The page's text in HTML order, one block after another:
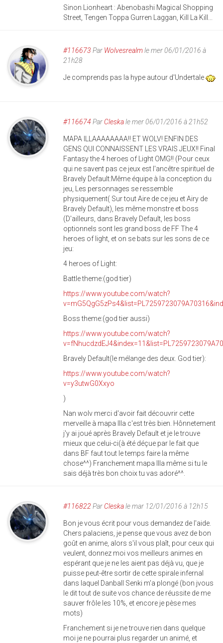
Sinon Lionheart : Abenobashi Magical Shopping
Street, Tengen Toppa Gurren Laggan, Kill La Kill...
#116673 Par Wolvesrealmle mer 06/01/2016 à
21h28
Je comprends pas la hype autour d'Undertale
#116674 Par Cleskale mer 06/01/2016 à 21h52
MAPA ILLAAAAAAAA!! ET WOLV! ENFIN DES
GENS QUI CONNAISSENT LES VRAIS JEUX!! Final
Fantasy the 4 heroes of Light OMG!! (Pour ceux
qui ne savent pas ce jeux est l'ancêtre spirituel de
Bravely Default:Même équipe à la conception du
jeu, Les personnages se ressemble
physiquement( Sur tout Aire de ce jeu et Airy de
Bravely Default), les même monstre et boss
(D'ailleurs, dans Bravely Default, les boss
optionnels sont les grand boss de FF The 4
heroes of light, et on se bats sur les sons de ce
jeu:
4 heroes of Light:
Battle theme:(god tier)
https://www.youtube.com/watch?
Boss theme:(god tier aussi)
https://www.youtube.com/watch?
Bravely Default(le mélange des deux. God tier):
https://www.youtube.com/watch?
v=y3utwG0Xxyo
)
Nan wolv merci d'avoir fait découvrir cette
merveille à mapa Illa c'est très bien. Hônnetement
j'y ai joué après Bravely Default et je le trouve
mieux que celui-ci(à été déçue par le fait que
dans BF faut tout le temps faire la même
chose^^) Franchement mapa Illa même si tu le
sais déjà très bon choix tu vas adoré^^.
#116822 Par Cleskale mar 12/01/2016 à 12h15
Bon je vous écrit pour vous demandez de l'aide.
Chers palaciens, je pense que vous avez de bon
goût en anime, alors s'il vous plaît, pour ceux qui
veulent, donnez moi vos meilleurs animes en
espérant que je ne les aient pas déjà vu, que je
puisse peut-être sortir de cette spirale infernal
dans laquel Danball Senki m'a plongé (bon jvous
le dit tout de suite vos chance de réussite de me
sauver frôle les 10%, et encore je pèse mes
mots)
Franchement si je ne trouve rien dans quelque
moi je ne pourrai plus regarder un animé, et